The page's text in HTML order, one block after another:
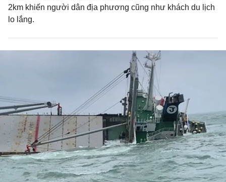
2km khiến người dân địa phương cũng như khách du lịch
lo lắng.